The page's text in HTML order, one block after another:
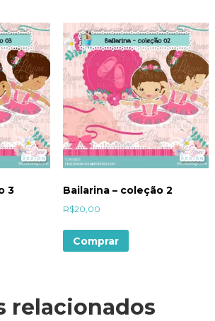
3 Bailarina – coleção 2
R$20,00
Comprar
relacionados